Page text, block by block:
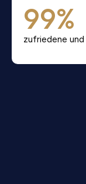
99%
zufriedene und